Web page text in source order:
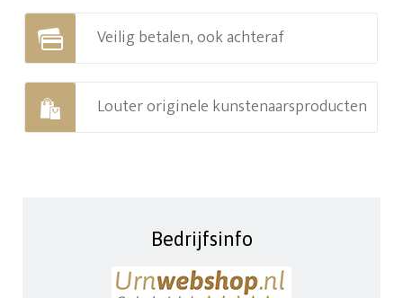
Veilig betalen, ook achteraf
Louter originele kunstenaarsproducten
Bedrijfsinfo